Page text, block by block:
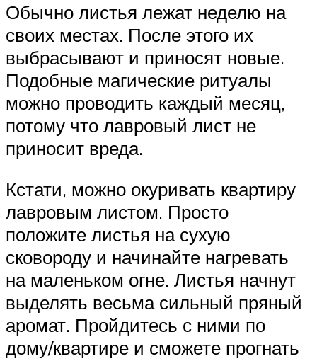
Обычно листья лежат неделю на
своих местах. После этого их
выбрасывают и приносят новые.
Подобные магические ритуалы
можно проводить каждый месяц,
потому что лавровый лист не
приносит вреда.
Кстати, можно окуривать квартиру
лавровым листом. Просто
положите листья на сухую
сковороду и начинайте нагревать
на маленьком огне. Листья начнут
выделять весьма сильный пряный
аромат. Пройдитесь с ними по
дому/квартире и сможете прогнать